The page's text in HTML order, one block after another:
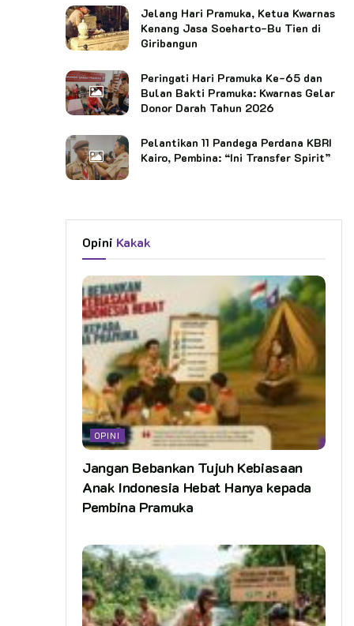
Jelang Hari Pramuka, Ketua Kwarnas
Kenang Jasa Soeharto-Bu Tien di
Giribangun
Peringati Hari Pramuka Ke-65 dan
Bulan Bakti Pramuka: Kwarnas Gelar
Donor Darah Tahun 2026
Pelantikan 11 Pandega Perdana KBRI
Kairo, Pembina: “Ini Transfer Spirit”
Opini Kakak
OPINI
Jangan Bebankan Tujuh Kebiasaan
Anak Indonesia Hebat Hanya kepada
Pembina Pramuka